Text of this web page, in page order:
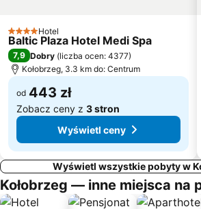
Zamoście
Jezioro Bukowiec
Rzemieślnicza
Ratusz
Port Jachtowy
4 Kategoria
Hotel
Baltic Plaza Hotel Medi Spa
7,9 Dobry (liczba ocen: 4377)
Kołobrzeg, 3.3 km do: Centrum
od 443 zł
Zobacz ceny z 3 stron
Wyświetl ceny
Wyświetl wszystkie pobyty w
Kołobrzeg — inne miejsca na